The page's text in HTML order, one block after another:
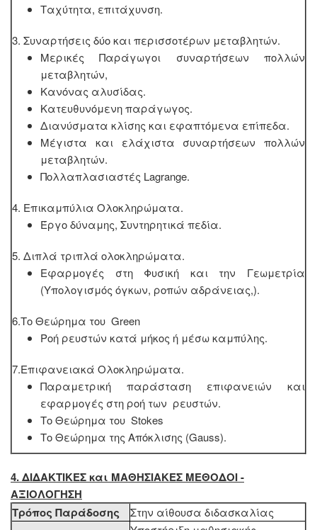
Ταχύτητα, επιτάχυνση.
3. Συναρτήσεις δύο και περισσοτέρων μεταβλητών.
Μερικές Παράγωγοι συναρτήσεων πολλών
μεταβλητών,
Κανόνας αλυσίδας.
Κατευθυνόμενη παράγωγος.
Διανύσματα κλίσης και εφαπτόμενα επίπεδα.
Μέγιστα και ελάχιστα συναρτήσεων πολλών
μεταβλητών.
Πολλαπλασιαστές Lagrange.
4. Επικαμπύλια Ολοκληρώματα.
Έργο δύναμης, Συντηρητικά πεδία.
5. Διπλά τριπλά ολοκληρώματα.
Εφαρμογές στη Φυσική και την Γεωμετρία
(Υπολογισμός όγκων, ροπών αδράνειας,).
6.Το Θεώρημα του Green
Ροή ρευστών κατά μήκος ή μέσω καμπύλης.
7.Επιφανειακά Ολοκληρώματα.
Παραμετρική παράσταση επιφανειών και
εφαρμογές στη ροή των ρευστών.
Το Θεώρημα του Stokes
Το Θεώρημα της Απόκλισης (Gauss).
4. ΔΙΔΑΚΤΙΚΕΣ και ΜΑΘΗΣΙΑΚΕΣ ΜΕΘΟΔΟΙ -
ΑΞΙΟΛΟΓΗΣΗ
Τρόπος Παράδοσης
Στην αίθουσα διδασκαλίας